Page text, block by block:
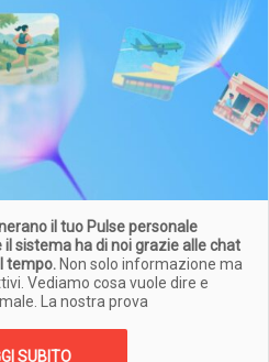
il tuo Pulse personale
sistema ha di noi grazie alle chat
tempo. Non solo informazione ma
Vediamo cosa vuole dire e
La nostra prova
SUBITO